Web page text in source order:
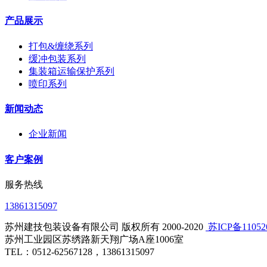
产品展示
打包&缠绕系列
缓冲包装系列
集装箱运输保护系列
喷印系列
新闻动态
企业新闻
客户案例
服务热线
13861315097
苏州建技包装设备有限公司 版权所有 2000-2020
苏ICP备
苏州工业园区苏绣路新天翔广场A座1006室
TEL：0512-62567128，13861315097